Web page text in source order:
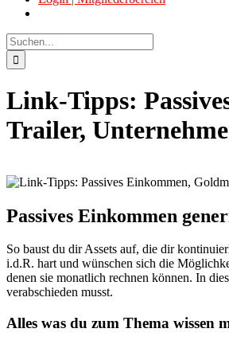
Suche
nach:
Link-Tipps:
Trailer,
Passives Einkommen
So baust du dir Assets auf, die dir
i.d.R. hart und wünschen sich die
denen sie monatlich rechnen können. In
verabschieden musst.
Alles was du zum Thema wissen